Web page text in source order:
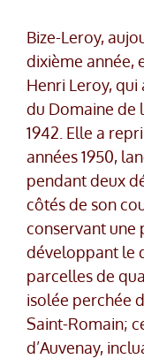
Bize-Leroy,
dixième année,
Henri Leroy,
du Domaine de
1942. Elle a
années 1950,
pendant deux
côtés de son
conservant une
développant le
parcelles de
isolée perchée
Saint-Romain;
d’Auvenay,